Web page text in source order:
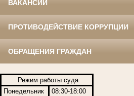
ВАКАНСИИ
ПРОТИВОДЕЙСТВИЕ КОРРУПЦИИ
ОБРАЩЕНИЯ ГРАЖДАН
Режим работы суда
Понедельник
08:30-18:00